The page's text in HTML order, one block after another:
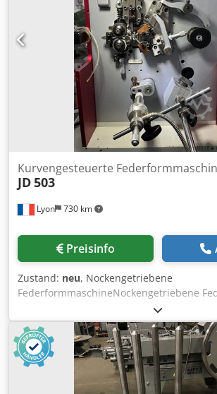
Lyon 730 km
Kurvengesteuerte
JD503
Preisinfo
Zustand: neu, Nockengetriebene
FederformmaschineNockengetriebene